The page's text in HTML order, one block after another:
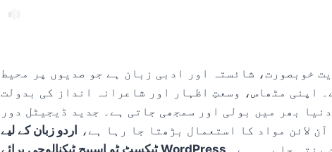
خوبصورت، شائستہ اور ادبی زبان ہے جو صدیوں پر محیط
اپنی مٹھاس، وسعتِ اظہار اور شاعرانہ انداز کی بدولت
بھر میں بولی اور سمجھی جاتی ہے۔ جدید ڈیجیٹل دور
لائن مواد کا استعمال بڑھتا جا رہا ہے، اردو زبان کے لیے
ٹیکسٹ ٹو اسپیچ ٹیکنالوجی برائے WordPress
بنتی جا رہی ہے۔